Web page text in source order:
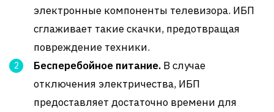
электронные компоненты телевизора. ИБП
сглаживает такие скачки, предотвращая
повреждение техники.
Бесперебойное питание. В случае
отключения электричества, ИБП
предоставляет достаточно времени для